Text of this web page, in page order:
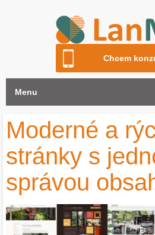
Chcem
Moderné a
stránky s
správou
Menu